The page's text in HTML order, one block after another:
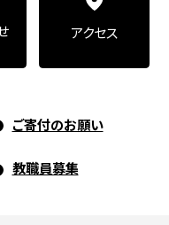
ご寄付のお願い
教職員募集
アクセス